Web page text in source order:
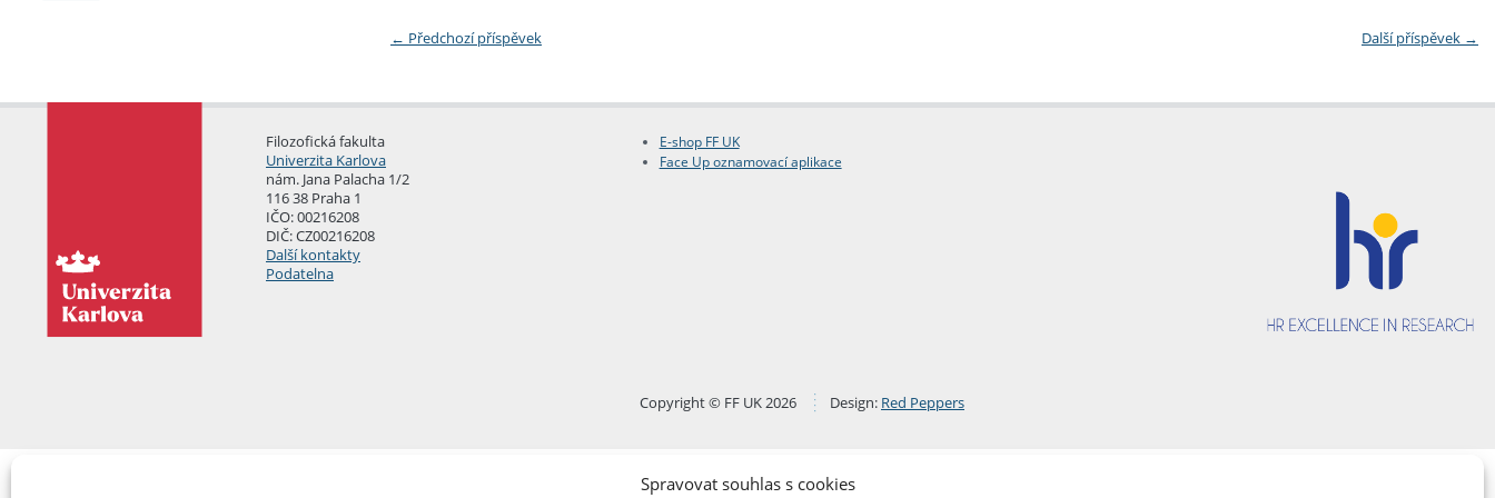
Spravovat souhlas s cookies
← Předchozí příspěvek Další příspěvek →
Filozofická fakulta
Univerzita Karlova
nám. Jana Palacha 1/2
116 38 Praha 1
IČO: 00216208
DIČ: CZ00216208
Další kontakty
Podatelna
E-shop FF UK
Face Up oznamovací aplikace
Copyright © FF UK 2026 Design: Red Peppers